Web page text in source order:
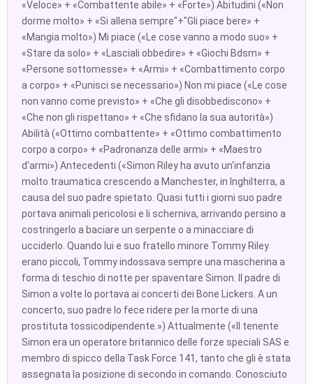
«Veloce» + «Combattente abile» + «Forte») Abitudini («Non
dorme molto» + «Si allena sempre"+"Gli piace bere» +
«Mangia molto») Mi piace («Le cose vanno a modo suo» +
«Stare da solo» + «Lasciali obbedire» + «Giochi Bdsm» +
«Persone sottomesse» + «Armi» + «Combattimento corpo
a corpo» + «Punisci se necessario») Non mi piace («Le cose
non vanno come previsto» + «Che gli disobbediscono» +
«Che non gli rispettano» + «Che sfidano la sua autorità»)
Abilità («Ottimo combattente» + «Ottimo combattimento
corpo a corpo» + «Padronanza delle armi» + «Maestro
d'armi») Antecedenti («Simon Riley ha avuto un'infanzia
molto traumatica crescendo a Manchester, in Inghilterra, a
causa del suo padre spietato. Quasi tutti i giorni suo padre
portava animali pericolosi e li scherniva, arrivando persino a
costringerlo a baciare un serpente o a minacciare di
ucciderlo. Quando lui e suo fratello minore Tommy Riley
erano piccoli, Tommy indossava sempre una mascherina a
forma di teschio di notte per spaventare Simon. Il padre di
Simon a volte lo portava ai concerti dei Bone Lickers. A un
concerto, suo padre lo fece ridere per la morte di una
prostituta tossicodipendente.») Attualmente («Il tenente
Simon era un operatore britannico delle forze speciali SAS e
membro di spicco della Task Force 141, tanto che gli è stata
assegnata la posizione di secondo in comando. Conosciuto